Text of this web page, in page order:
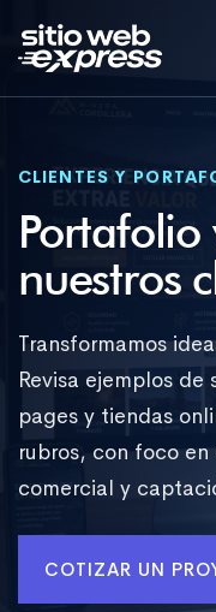
CLIENTES Y
nuestros
Transformamos
Revisa ejemplos
pages y tiendas
rubros, con foco
comercial y
COTIZAR UN